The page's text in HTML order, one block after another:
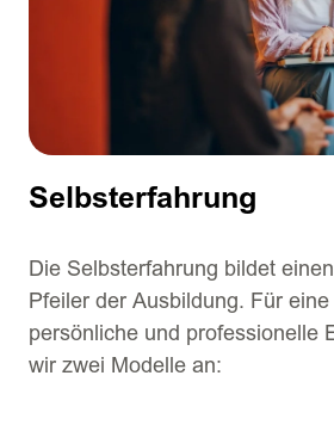
Selbsterfahrung
Die Selbsterfahrung bildet
Pfeiler der Ausbildung. Für
persönliche und professionelle
wir zwei Modelle an: